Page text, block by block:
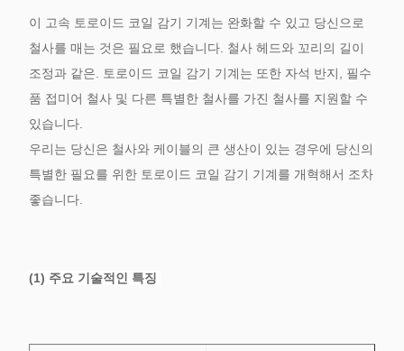
이 고속 토로이드 코일 감기 기계는 완화할 수 있고 당신으로
철사를 매는 것은 필요로 했습니다. 철사 헤드와 꼬리의 길이
조정과 같은. 토로이드 코일 감기 기계는 또한 자석 반지, 필수
품 접미어 철사 및 다른 특별한 철사를 가진 철사를 지원할 수
있습니다.
우리는 당신은 철사와 케이블의 큰 생산이 있는 경우에 당신의
특별한 필요를 위한 토로이드 코일 감기 기계를 개혁해서 조차
좋습니다.
(1) 주요 기술적인 특징